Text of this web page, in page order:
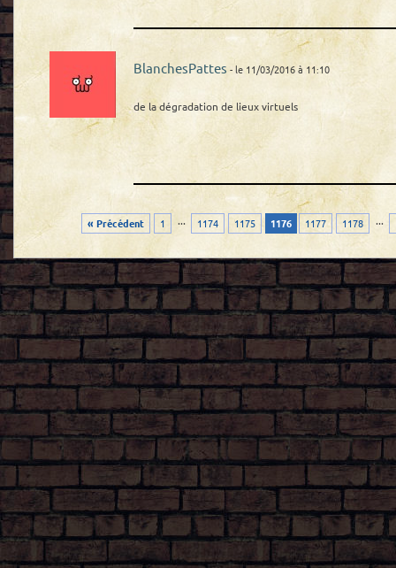
BlanchesPattes - le 11/03/2016 à 11:10
de la dégradation de lieux virtuels
« Précédent 1 ... 1174 1175 1176 1177 1178 ...